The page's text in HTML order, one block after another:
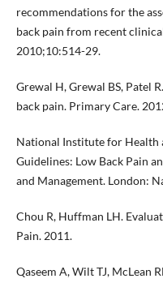
recommendations for the
back pain from recent
2010;10:514-29.
Grewal H, Grewal BS, Patel
back pain. Primary Care.
National Institute for Health
Guidelines: Low Back Pain
and Management. London:
Chou R, Huffman LH.
Pain. 2011.
Qaseem A, Wilt TJ, McLean